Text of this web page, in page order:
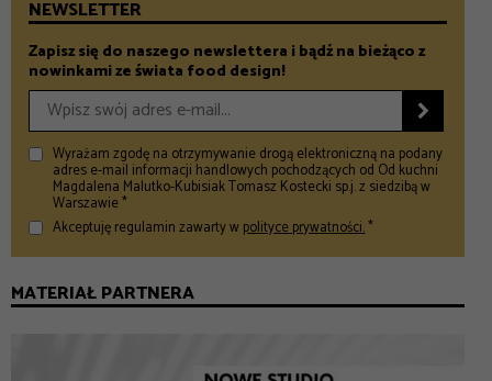
NEWSLETTER
Zapisz się do naszego newslettera i bądź na bieżąco z
nowinkami ze świata food design!

Wyrażam zgodę na otrzymywanie drogą elektroniczną na podany
adres e-mail informacji handlowych pochodzących od Od kuchni
Magdalena Malutko-Kubisiak Tomasz Kostecki sp.j. z siedzibą w
Warszawie *
Akceptuję regulamin zawarty wpolityce prywatności.*
MATERIAŁ PARTNERA